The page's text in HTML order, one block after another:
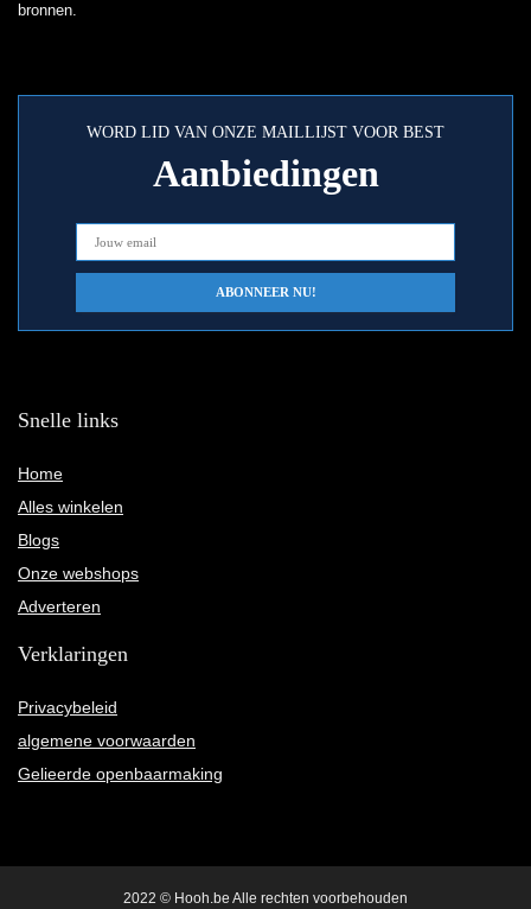
bronnen.
WORD LID VAN ONZE MAILLIJST VOOR BEST
Aanbiedingen
Snelle links
Home
Alles winkelen
Blogs
Onze webshops
Adverteren
Verklaringen
Privacybeleid
algemene voorwaarden
Gelieerde openbaarmaking
2022 © Hooh.be Alle rechten voorbehouden